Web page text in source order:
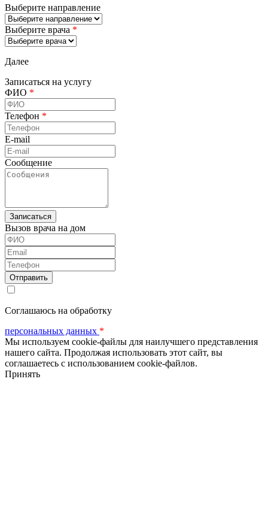
Выберите направление
Выберите врача *
Далее
Записаться на услугу
ФИО *
Телефон *
E-mail
Сообщение
Вызов врача на дом
ФИО
Email
Телефон
Соглашаюсь на обработку
персональных данных *
Мы используем cookie-файлы для наилучшего представления
нашего сайта. Продолжая использовать этот сайт, вы
соглашаетесь с использованием cookie-файлов.
Принять